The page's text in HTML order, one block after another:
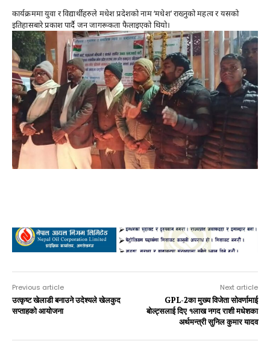
कार्यक्रममा युवा र विद्यार्थीहरुले मधेश प्रदेशको नाम ‘मधेश’ राख्नुको महत्व र यसको
इतिहासबारे प्रकाश पार्दै जन जागरूकता फैलाइएको थियो।
Previous article
उत्कृष्ट खेलाडी बनाउने उदेश्यले खेलकुद
सप्ताहको आयोजना
Next article
GPL-2का मुख्य विजेता सोवर्णामाई
बोल्ट्सलाई दिए १लाख नगद राशी मधेशका
अर्थमन्त्री सुनिल कुमार यादव